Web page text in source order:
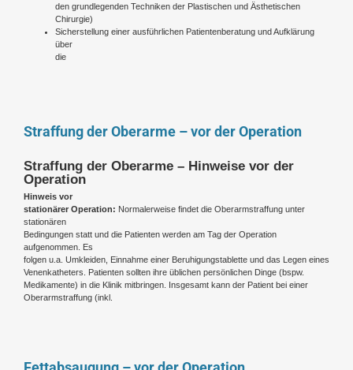
den grundlegenden Techniken der Plastischen und Ästhetischen
Chirurgie)
Sicherstellung einer ausführlichen Patientenberatung und Aufklärung
über
die
Straffung der Oberarme – vor der Operation
Straffung der Oberarme – Hinweise vor der
Operation
Hinweis vor
stationärer Operation: Normalerweise findet die Oberarmstraffung unter
stationären
Bedingungen statt und die Patienten werden am Tag der Operation
aufgenommen. Es
folgen u.a. Umkleiden, Einnahme einer Beruhigungstablette und das Legen eines
Venenkatheters. Patienten sollten ihre üblichen persönlichen Dinge (bspw.
Medikamente) in die Klinik mitbringen. Insgesamt kann der Patient bei einer
Oberarmstraffung (inkl.